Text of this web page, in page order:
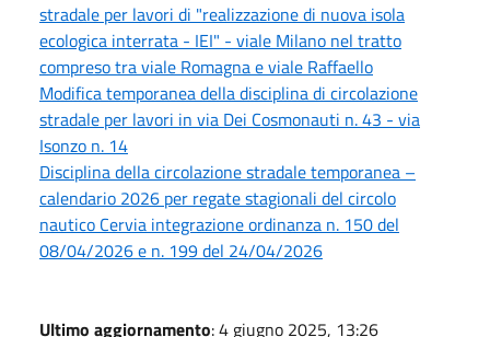
stradale per lavori di "realizzazione di nuova isola
ecologica interrata - IEI" - viale Milano nel tratto
compreso tra viale Romagna e viale Raffaello
Modifica temporanea della disciplina di circolazione
stradale per lavori in via Dei Cosmonauti n. 43 - via
Isonzo n. 14
Disciplina della circolazione stradale temporanea –
calendario 2026 per regate stagionali del circolo
nautico Cervia integrazione ordinanza n. 150 del
08/04/2026 e n. 199 del 24/04/2026
Ultimo aggiornamento: 4 giugno 2025, 13:26